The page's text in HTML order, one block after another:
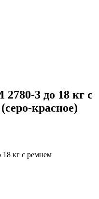
2780-3 до 18 кг с
красное)
18 кг с ремнем